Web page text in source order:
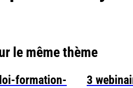
le même thème
formation-
3